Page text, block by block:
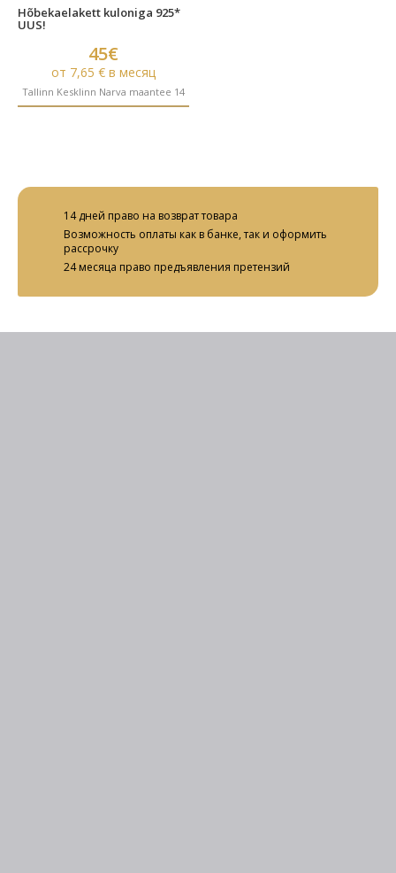
Hõbekaelakett kuloniga 925*
UUS!
45€
от 7,65 € в месяц
Tallinn Kesklinn Narva maantee 14
14 дней право на возврат товара
Возможность оплаты как в банке, так и оформить
рассрочку
24 месяца право предъявления претензий